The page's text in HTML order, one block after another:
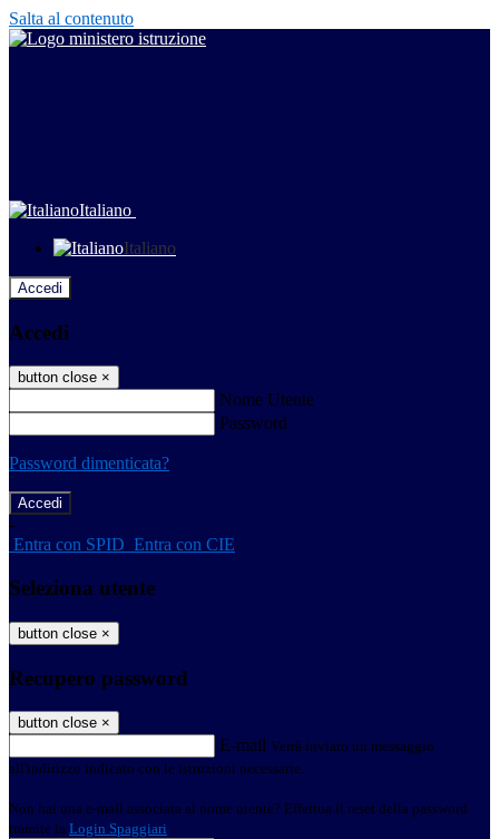
Salta al contenuto
Italiano
Italiano
Accedi
Accedi
button close ×
Nome Utente
Password
Password dimenticata?
-
Entra con SPID Entra con CIE
Seleziona utente
button close ×
Recupero password
button close ×
E-mail Verrà inviato un messaggio
all'indirizzo indicato con le istruzioni necessarie.
Non hai una e-mail associata al nome utente? Effettua il reset della password
tramite la Login Spaggiari